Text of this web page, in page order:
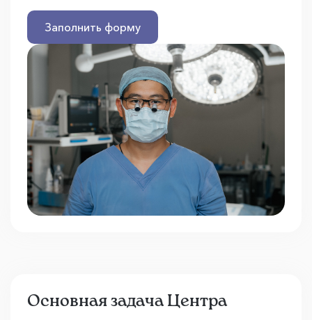
Заполнить форму
Основная задача Центра